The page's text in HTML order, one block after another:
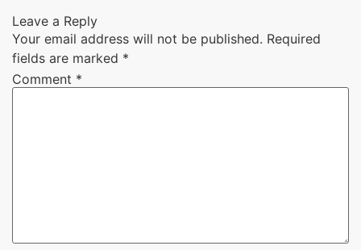
Leave a Reply
Your email address will not be published. Required
fields are marked *
Comment *